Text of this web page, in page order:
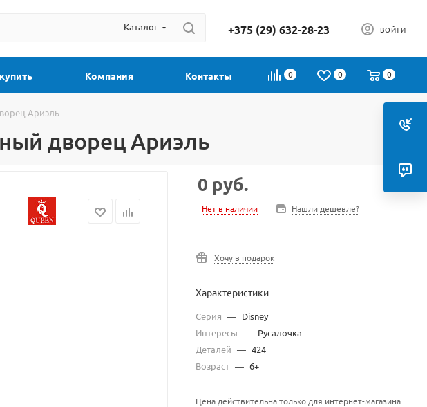
Каталог +375 (29) 632-28-23 ВОЙТИ
0 0 0
Компания Контакты
Ариэль
дворец Ариэль
0 руб.
Нет в наличии Нашли дешевле?
Хочу в подарок
Характеристики
Серия — Disney
Интересы — Русалочка
Деталей — 424
Возраст — 6+
Цена действительна только для интернет-магазина